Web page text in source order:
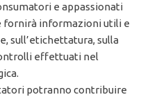
e appassionati
fornirà informazioni utili e
sull’etichettatura, sulla
effettuati nel
potranno contribuire